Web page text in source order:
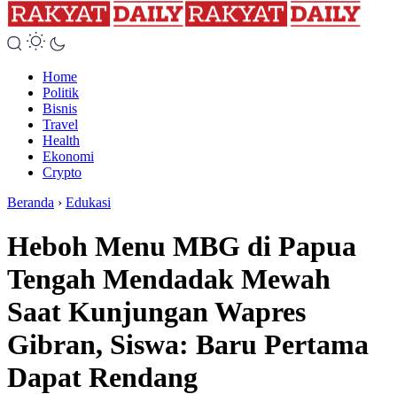
Home
Politik
Bisnis
Travel
Health
Ekonomi
Crypto
Beranda › Edukasi
Heboh Menu MBG di Papua
Tengah Mendadak Mewah
Saat Kunjungan Wapres
Gibran, Siswa: Baru Pertama
Dapat Rendang